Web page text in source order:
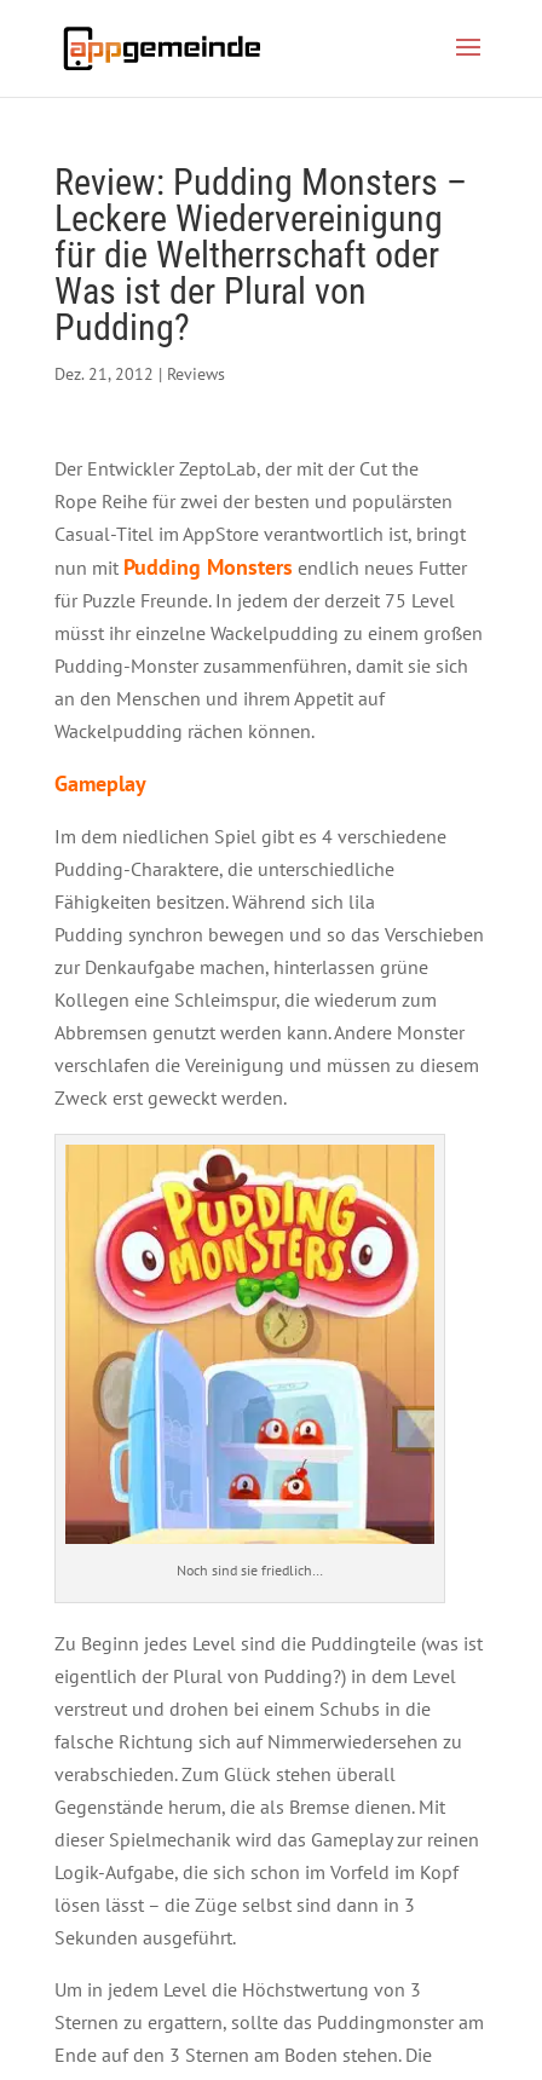
Review: Pudding Monsters –
Leckere Wiedervereinigung
für die Weltherrschaft oder
Was ist der Plural von
Pudding?
Dez. 21, 2012 | Reviews
Der Entwickler ZeptoLab, der mit der Cut the
Rope Reihe für zwei der besten und populärsten
Casual-Titel im AppStore verantwortlich ist, bringt
nun mit Pudding Monsters endlich neues Futter
für Puzzle Freunde. In jedem der derzeit 75 Level
müsst ihr einzelne Wackelpudding zu einem großen
Pudding-Monster zusammenführen, damit sie sich
an den Menschen und ihrem Appetit auf
Wackelpudding rächen können.
Gameplay
Im dem niedlichen Spiel gibt es 4 verschiedene
Pudding-Charaktere, die unterschiedliche
Fähigkeiten besitzen. Während sich lila
Pudding synchron bewegen und so das Verschieben
zur Denkaufgabe machen, hinterlassen grüne
Kollegen eine Schleimspur, die wiederum zum
Abbremsen genutzt werden kann. Andere Monster
verschlafen die Vereinigung und müssen zu diesem
Zweck erst geweckt werden.
Noch sind sie friedlich…
Zu Beginn jedes Level sind die Puddingteile (was ist
eigentlich der Plural von Pudding?) in dem Level
verstreut und drohen bei einem Schubs in die
falsche Richtung sich auf Nimmerwiedersehen zu
verabschieden. Zum Glück stehen überall
Gegenstände herum, die als Bremse dienen. Mit
dieser Spielmechanik wird das Gameplay zur reinen
Logik-Aufgabe, die sich schon im Vorfeld im Kopf
lösen lässt – die Züge selbst sind dann in 3
Sekunden ausgeführt.
Um in jedem Level die Höchstwertung von 3
Sternen zu ergattern, sollte das Puddingmonster am
Ende auf den 3 Sternen am Boden stehen. Die